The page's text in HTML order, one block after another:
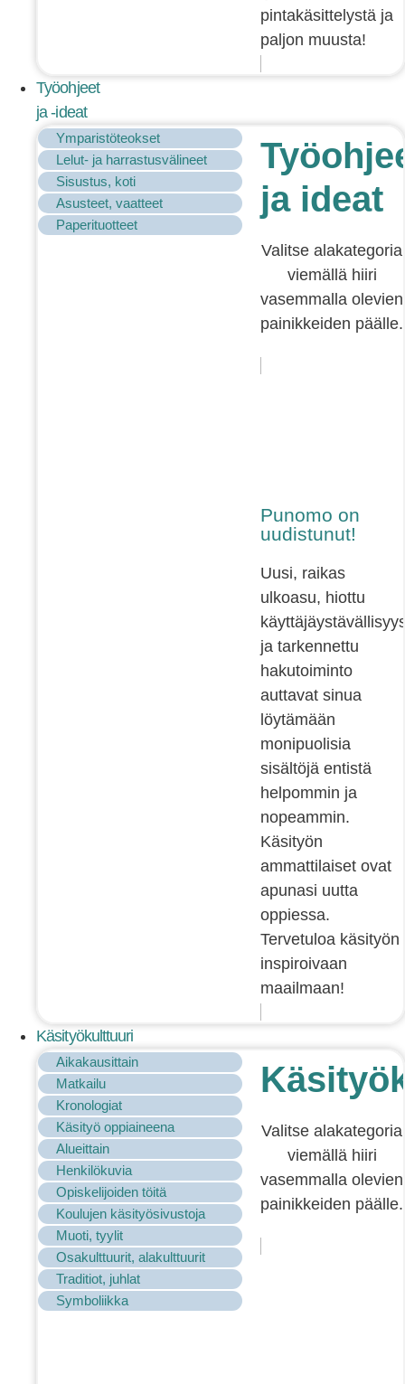
pintakäsittelystä ja
paljon muusta!
Työohjeet
ja -ideat
Ymparistöteokset
Lelut- ja harrastusvälineet
Sisustus, koti
Asusteet, vaatteet
Paperituotteet
ja ideat
Valitse alakategoria
viemällä hiiri
vasemmalla olevien
painikkeiden päälle.
Punomo on
uudistunut!
Uusi, raikas
ulkoasu, hiottu
ja tarkennettu
hakutoiminto
auttavat sinua
löytämään
monipuolisia
sisältöjä entistä
helpommin ja
nopeammin.
Käsityön
ammattilaiset ovat
apunasi uutta
oppiessa.
Tervetuloa käsityön
inspiroivaan
maailmaan!
Käsityökulttuuri
Aikakausittain
Matkailu
Kronologiat
Käsityö oppiaineena
Alueittain
Henkilökuvia
Opiskelijoiden töitä
Koulujen käsityösivustoja
Muoti, tyylit
Osakulttuurit, alakulttuurit
Traditiot, juhlat
Symboliikka
Valitse alakategoria
viemällä hiiri
vasemmalla olevien
painikkeiden päälle.